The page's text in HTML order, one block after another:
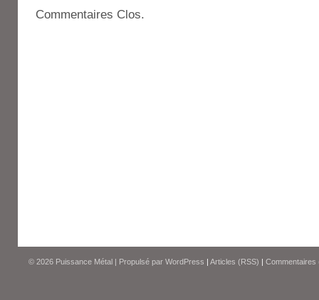
Commentaires Clos.
© 2026 Puissance Métal | Propulsé par WordPress | Articles (RSS) | Commentaires